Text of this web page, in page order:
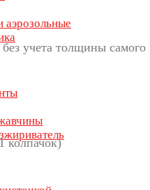
аэрозольные
учета толщины самого
колпачок)